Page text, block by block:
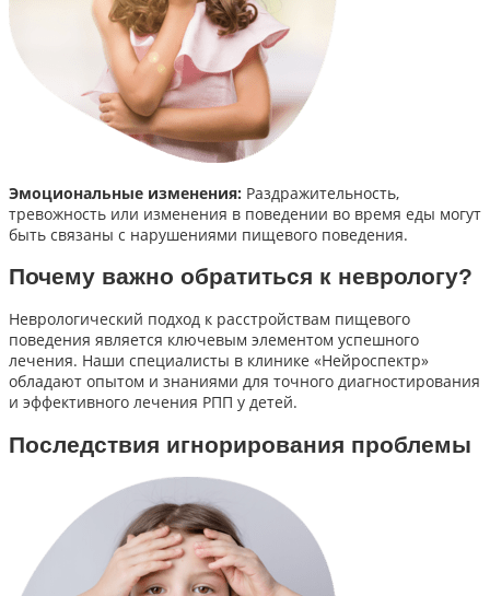
Эмоциональные изменения: Раздражительность,
тревожность или изменения в поведении во время еды могут
быть связаны с нарушениями пищевого поведения.
Почему важно обратиться к неврологу?
Неврологический подход к расстройствам пищевого
поведения является ключевым элементом успешного
лечения. Наши специалисты в клинике «Нейроспектр»
обладают опытом и знаниями для точного диагностирования
и эффективного лечения РПП у детей.
Последствия игнорирования проблемы